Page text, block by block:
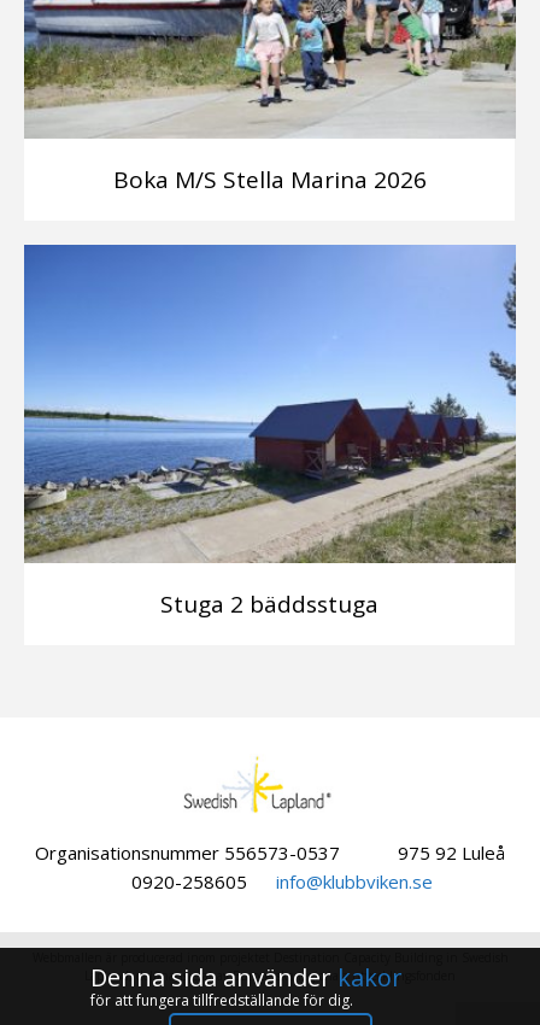
Boka M/S Stella Marina 2026
Stuga 2 bäddsstuga
Organisationsnummer 556573-0537
975 92 Luleå
0920-258605
info@klubbviken.se
Lapland, delfinansierat av Europeiska regionala utvecklingsfonden
Denna sida använder kakor
för att fungera tillfredställande för dig.